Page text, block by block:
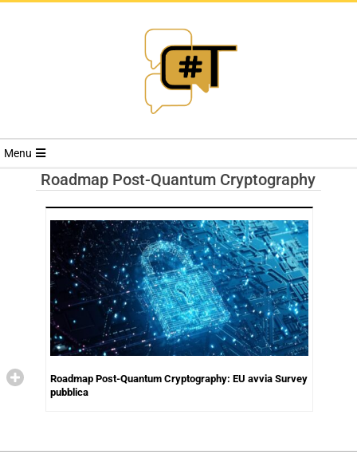
RIVISTA
TRENDS
Menu
Roadmap Post-Quantum Cryptography
Roadmap Post-Quantum Cryptography: EU avvia Survey
pubblica